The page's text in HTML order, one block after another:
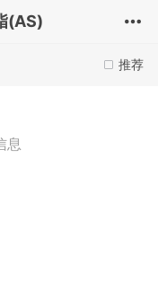
(AS)
推荐
息